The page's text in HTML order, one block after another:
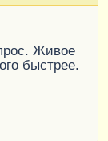
Живое
быстрее.